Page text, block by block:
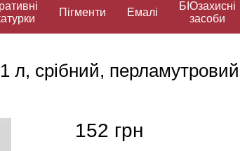
Пігменти Емалі
БIOзахисні
засоби
л, срібний, перламутровий
152 грн